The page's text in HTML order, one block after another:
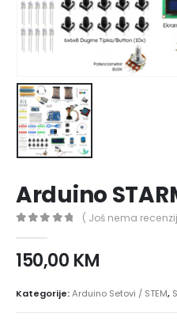
Arduino
( Još nema
150,00 KM
Kategorije:Arduino Setovi / STEM,